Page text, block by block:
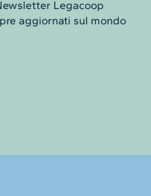
Legacoop
aggiornati sul mondo